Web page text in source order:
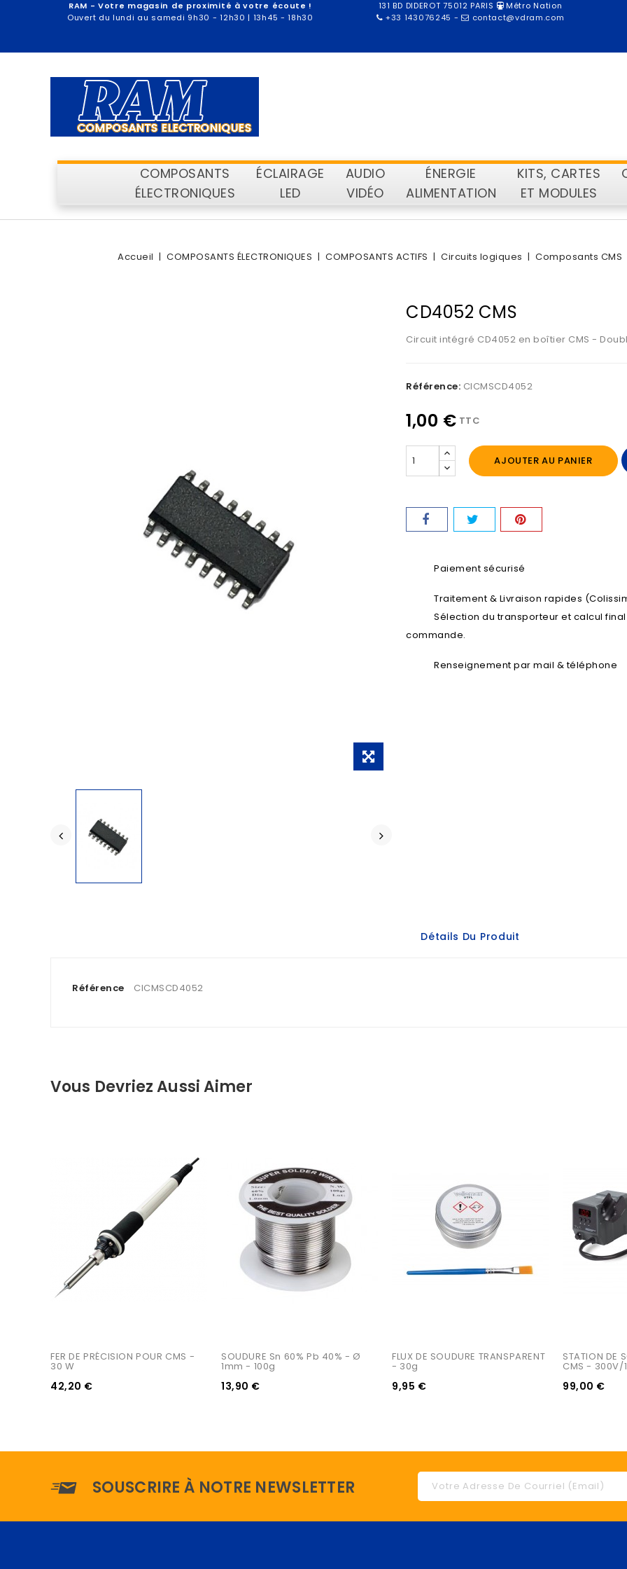
RAM - Votre magasin de proximité à votre écoute !
Ouvert du lundi au samedi 9h30 - 12h30 | 13h45 - 18h30
131 BD DIDEROT 75012 PARIS
Métro Nation
+33 143076245 - contact@vdram.com
COMPOSANTS
ÉLECTRONIQUES
ÉCLAIRAGE
LED
AUDIO
VIDÉO
ÉNERGIE
ALIMENTATION
KITS, CARTES
ET MODULES
Accueil COMPOSANTS ÉLECTRONIQUES COMPOSANTS ACTIFS Circuits logiques Composants CMS
CD4052 CMS
Circuit intégré CD4052 en boîtier CMS -
Référence: CICMSCD4052
1,00 € TTC
AJOUTER AU PANIER
Paiement sécurisé
Traitement & Livraison rapides
Sélection du transporteur et calcul
commande.
Renseignement par mail & téléphone
Détails Du Produit
Référence CICMSCD4052
Vous Devriez Aussi Aimer
FER DE PRÉCISION POUR CMS -
30 W
42,20 €
SOUDURE Sn 60% Pb 40% - Ø
1mm - 100g
13,90 €
FLUX DE SOUDURE TRANSPARENT
- 30g
9,95 €
STATION DE
CMS - 300V/
99,00 €
SOUSCRIRE À NOTRE NEWSLETTER